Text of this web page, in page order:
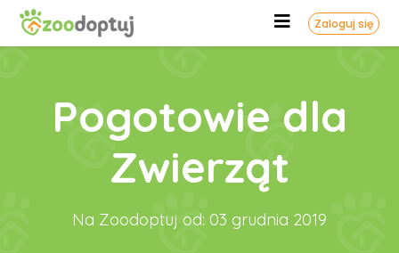
Zaloguj się
Pogotowie dla
Zwierząt
Na Zoodoptuj od: 03 grudnia 2019